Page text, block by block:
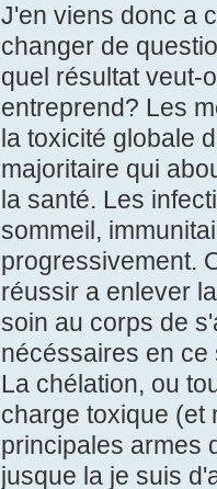
J'en viens donc a
changer de
quel résultat veut-
entreprend? Les
la toxicité globale
majoritaire qui
la santé. Les
sommeil,
progressivement.
réussir a enlever
soin au corps de
nécéssaires en ce
La chélation, ou
charge toxique (et
principales armes
jusque la je suis